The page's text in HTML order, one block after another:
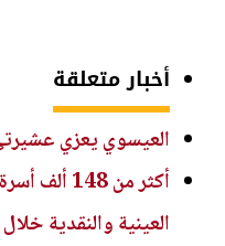
أخبار متعلقة
العيسوي يعزي
أكثر من
العينية والنقدية